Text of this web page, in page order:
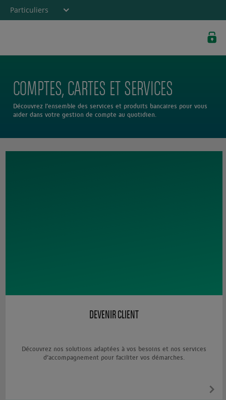
Particuliers
COMPTES, CARTES ET SERVICES
Découvrez l’ensemble des services et produits bancaires pour vous
aider dans votre gestion de compte au quotidien.
DEVENIR CLIENT
Découvrez nos solutions adaptées à vos besoins et nos services
d’accompagnement pour faciliter vos démarches.